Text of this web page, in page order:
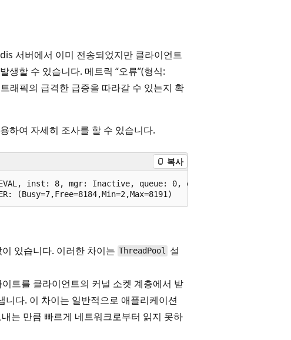
서버에서 이미 전송되었지만 클라이언트
생할 수 있습니다. 메트릭 “오류”(형식:
래픽의 급격한 급증을 따라갈 수 있는지 확
하여 자세히 조사를 할 수 있습니다.
복사
inst: 8, mgr: Inactive, queue: 0, qu: 0, qs: 0, qc: 0,
있습니다. 이러한 차이는 ThreadPool 설
트를 클라이언트의 커널 소켓 계층에서 받
다. 이 차이는 일반적으로 애플리케이션
는 만큼 빠르게 네트워크로부터 읽지 못하